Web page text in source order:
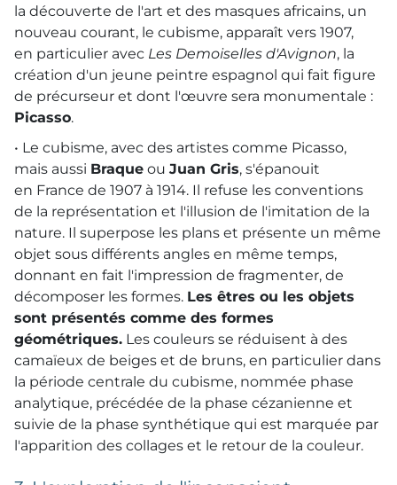
la découverte de l'art et des masques africains, un
nouveau courant, le cubisme, apparaît vers 1907,
en particulier avec Les Demoiselles d'Avignon, la
création d'un jeune peintre espagnol qui fait figure
de précurseur et dont l'œuvre sera monumentale :
Picasso.
• Le cubisme, avec des artistes comme Picasso,
mais aussi Braque ou Juan Gris, s'épanouit
en France de 1907 à 1914. Il refuse les conventions
de la représentation et l'illusion de l'imitation de la
nature. Il superpose les plans et présente un même
objet sous différents angles en même temps,
donnant en fait l'impression de fragmenter, de
décomposer les formes. Les êtres ou les objets
sont présentés comme des formes
géométriques. Les couleurs se réduisent à des
camaïeux de beiges et de bruns, en particulier dans
la période centrale du cubisme, nommée phase
analytique, précédée de la phase cézanienne et
suivie de la phase synthétique qui est marquée par
l'apparition des collages et le retour de la couleur.